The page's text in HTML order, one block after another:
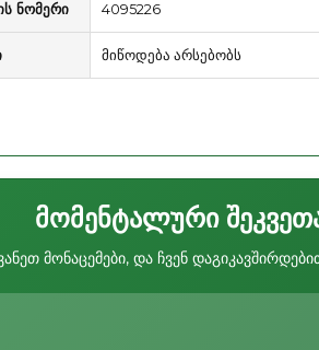
ნომერი 4095226
მიწოდება არსებობს
მომენტალური
მონაცემები, და ჩვენ